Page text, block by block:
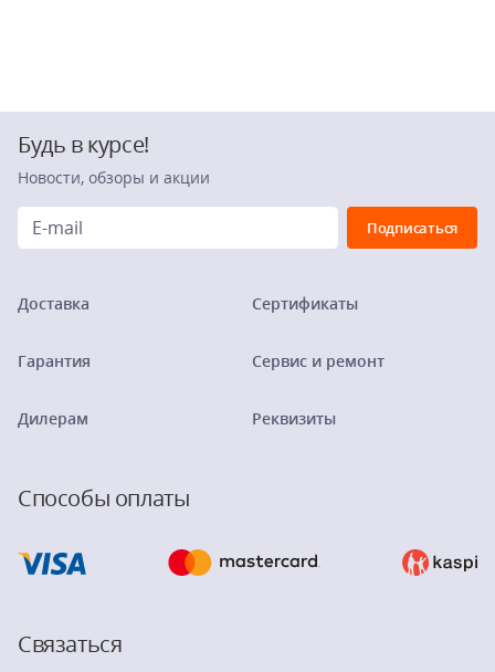
Будь в курсе!
Новости, обзоры и акции
Доставка
Гарантия
Дилерам
Сертификаты
Сервис и ремонт
Реквизиты
Способы оплаты
Связаться